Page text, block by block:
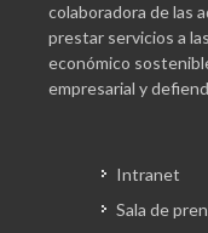
colaboradora de las
prestar servicios a
económico
empresarial y
Intranet
Sala de